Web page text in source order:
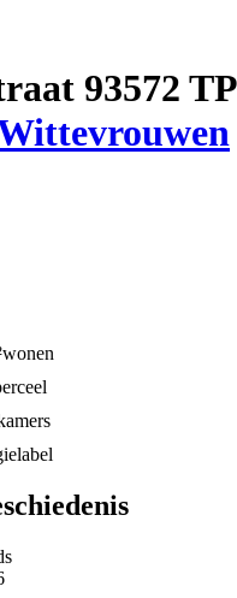
93572 TP
wonen